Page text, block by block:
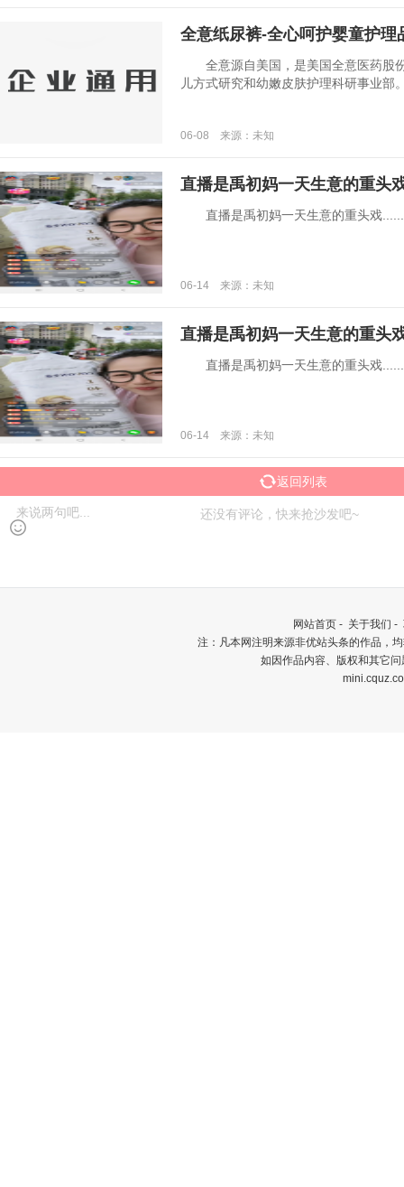
全意纸尿裤-全心呵护婴童护理
全意源自美国，是美国全意医药股
儿方式研究和幼嫩皮肤护理科研事业部
06-08 来源：未知
直播是禹初妈一天生意的重头
直播是禹初妈一天生意的重头戏......
06-14 来源：未知
直播是禹初妈一天生意的重头
直播是禹初妈一天生意的重头戏......
06-14 来源：未知
返回列表
还没有评论，快来抢沙发吧~
网站首页- 关于我们 -
注：凡本网注明来源非优站头条的作品，
如因作品内容、版权和其它